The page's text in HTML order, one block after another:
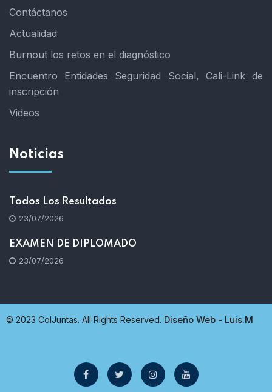
Contáctanos
Actualidad
Burnout los retos en el diagnóstico
Encuentro Entidades Seguridad Social, Cali-Link de
inscripción
Videos
Noticias
Todos Los Resultados
23/07/2026
EXAMEN DE DIPLOMADO
23/07/2026
© 2023 ColJuntas. All Rights Reserved. Diseño Web - Luis.M